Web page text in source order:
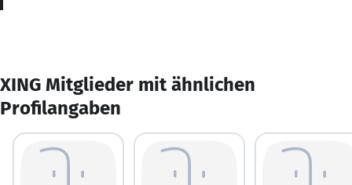
XING Mitglieder mit ähnlichen
Profilangaben